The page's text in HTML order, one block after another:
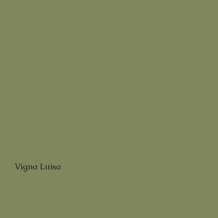
Vigna Luisa